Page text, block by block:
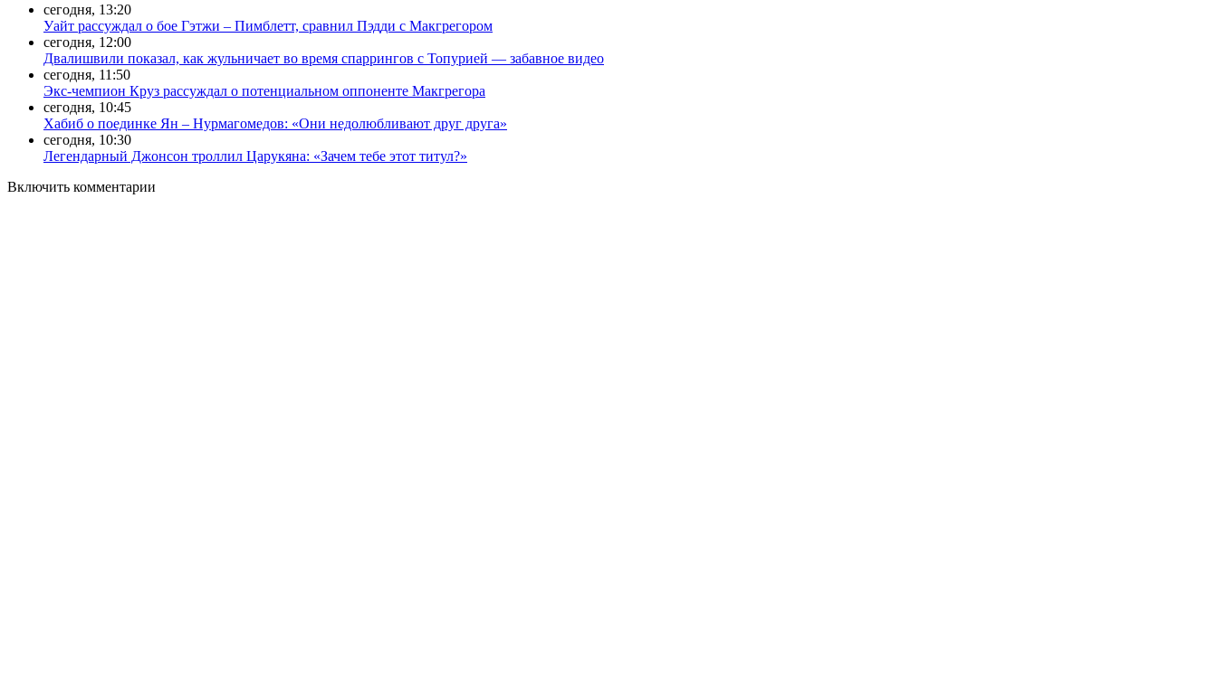
сегодня, 13:20
Уайт рассуждал о бое Гэтжи – Пимблетт, сравнил Пэдди с Макгрегором
сегодня, 12:00
Двалишвили показал, как жульничает во время спаррингов с Топурией — забавное видео
сегодня, 11:50
Экс-чемпион Круз рассуждал о потенциальном оппоненте Макгрегора
сегодня, 10:45
Хабиб о поединке Ян – Нурмагомедов: «Они недолюбливают друг друга»
сегодня, 10:30
Легендарный Джонсон троллил Царукяна: «Зачем тебе этот титул?»
Включить комментарии